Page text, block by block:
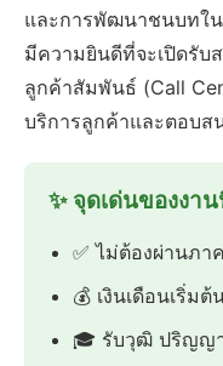
และการพัฒนาชนบทใ
มีความยินดีที่จะเปิดรับ
ลูกค้าสัมพันธ์ (Call
บริการลูกค้าและตอบส
✨ จุดเด่นของงา
✅ ไม่ต้องผ่านภา
💰 เงินเดือนเริ่ม
🎓 รับวุฒิ ปริญญ